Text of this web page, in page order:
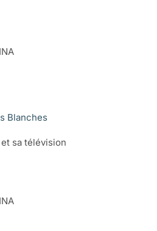
Blanches
et sa télévision